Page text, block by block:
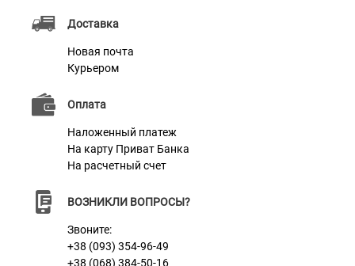
Доставка
Новая почта
Курьером
Оплата
Наложенный платеж
На карту Приват Банка
На расчетный счет
ВОЗНИКЛИ ВОПРОСЫ?
Звоните:
+38 (093) 354-96-49
+38 (068) 384-50-16
Характеристики
Материал
Пряжка